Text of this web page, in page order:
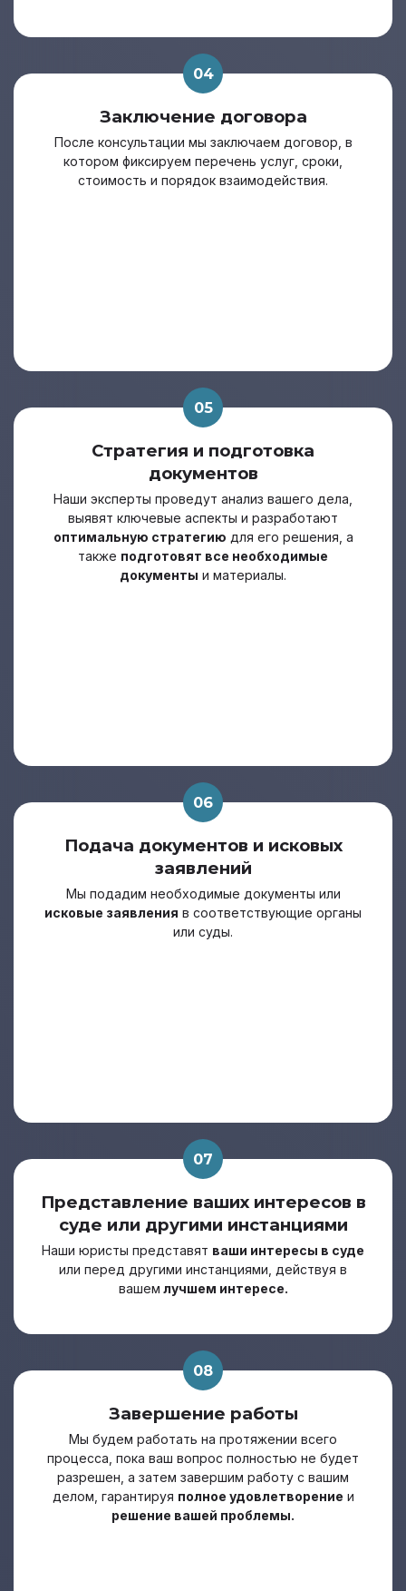
04
Заключение договора
После консультации мы заключаем договор, в
котором фиксируем перечень услуг, сроки,
стоимость и порядок взаимодействия.
05
Стратегия и подготовка
документов
Наши эксперты проведут анализ вашего дела,
выявят ключевые аспекты и разработают
оптимальную стратегию для его решения, а
также подготовят все необходимые
документы и материалы.
06
Подача документов и исковых
заявлений
Мы подадим необходимые документы или
исковые заявления в соответствующие органы
или суды.
07
Представление ваших интересов в
суде или другими инстанциями
Наши юристы представят ваши интересы в суде
или перед другими инстанциями, действуя в
вашем лучшем интересе.
08
Завершение работы
Мы будем работать на протяжении всего
процесса, пока ваш вопрос полностью не будет
разрешен, а затем завершим работу с вашим
делом, гарантируя полное удовлетворение и
решение вашей проблемы.